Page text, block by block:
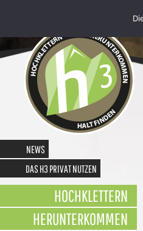
NEWS
HOCHKLETTERN
HERUNTERKOMMEN
DAS H3 PRIVAT NUTZEN